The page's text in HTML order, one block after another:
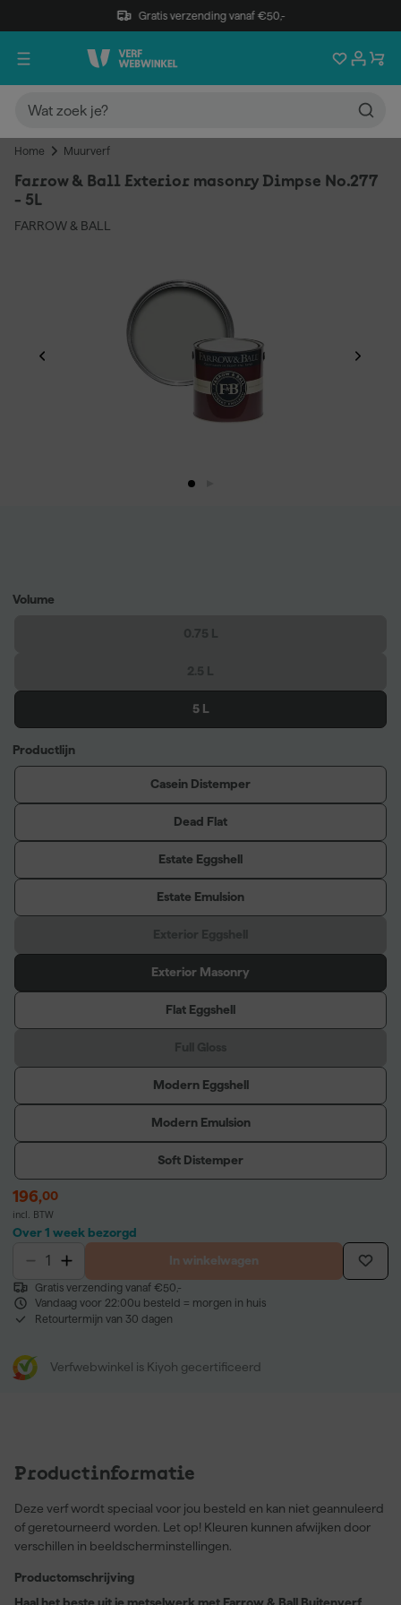
Gratis verzending vanaf €50,-
Home Muurverf
Farrow & Ball Exterior masonry Dimpse No.277
- 5L
FARROW & BALL
Volume
5 L
Productlijn
Casein Distemper
Dead Flat
Estate Eggshell
Estate Emulsion
Exterior Masonry
Flat Eggshell
Modern Eggshell
Modern Emulsion
Soft Distemper
196,00
incl. BTW
Over 1 week bezorgd
In winkelwagen
Gratis verzending vanaf €50,-
Vandaag voor 22:00u besteld = morgen in huis
Retourtermijn van 30 dagen
Verfwebwinkel is Kiyoh gecertificeerd
Productinformatie
Deze verf wordt speciaal voor jou besteld en kan niet geannuleerd
of geretourneerd worden. Let op! Kleuren kunnen afwijken door
verschillen in beeldscherminstellingen.
Productomschrijving
Haal het beste uit je metselwerk met Farrow & Ball Buitenverf